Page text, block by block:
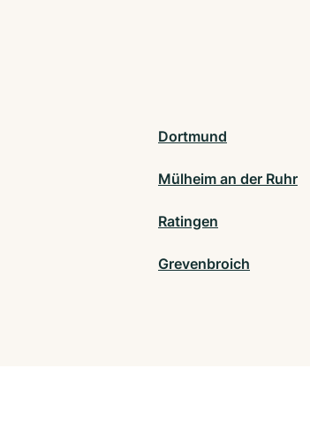
Dortmund
Mülheim an der Ruhr
Ratingen
Grevenbroich